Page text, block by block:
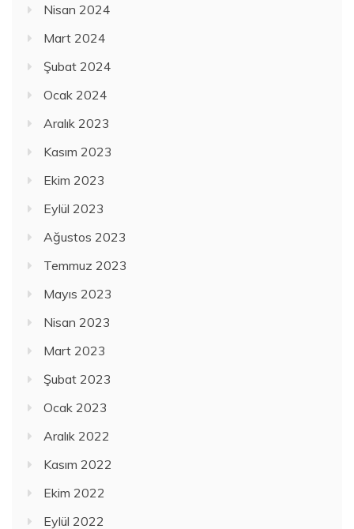
Nisan 2024
Mart 2024
Şubat 2024
Ocak 2024
Aralık 2023
Kasım 2023
Ekim 2023
Eylül 2023
Ağustos 2023
Temmuz 2023
Mayıs 2023
Nisan 2023
Mart 2023
Şubat 2023
Ocak 2023
Aralık 2022
Kasım 2022
Ekim 2022
Eylül 2022